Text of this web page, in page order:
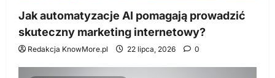
Jak automatyzacje AI pomagają prowadzić
skuteczny marketing internetowy?
Redakcja KnowMore.pl 22 lipca, 2026 0